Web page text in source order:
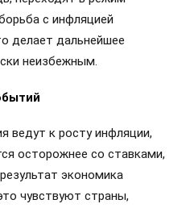
с инфляцией
делает дальнейшее
неизбежным.
ведут к росту инфляции,
осторожнее со ставками,
экономика
чувствуют страны,